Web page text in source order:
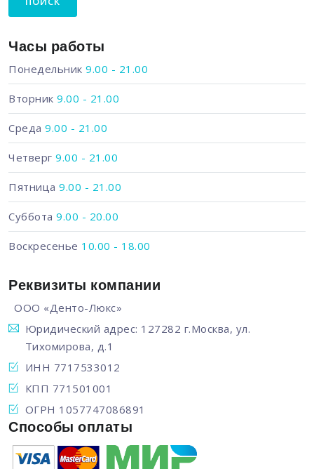
Часы работы
Понедельник 9.00 - 21.00
Вторник 9.00 - 21.00
Среда 9.00 - 21.00
Четверг 9.00 - 21.00
Пятница 9.00 - 21.00
Суббота 9.00 - 20.00
Воскресенье 10.00 - 18.00
Реквизиты компании
ООО «Денто-Люкс»
Юридический адрес: 127282 г.Москва, ул.
Тихомирова, д.1
ИНН 7717533012
КПП 771501001
ОГРН 1057747086891
Способы оплаты